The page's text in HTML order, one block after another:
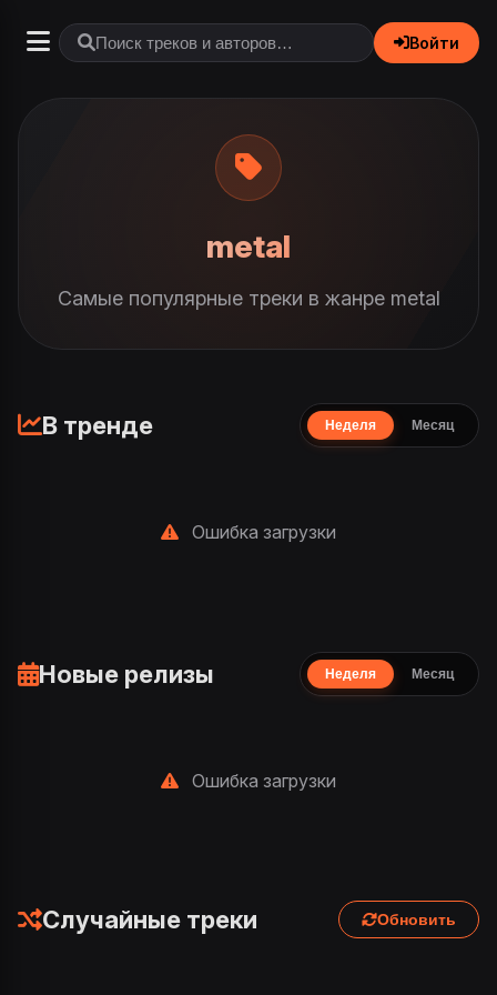
Войти
metal
Самые популярные треки в жанре metal
В тренде Неделя Месяц
Ошибка загрузки
Новые релизы Неделя Месяц
Ошибка загрузки
Случайные треки Обновить